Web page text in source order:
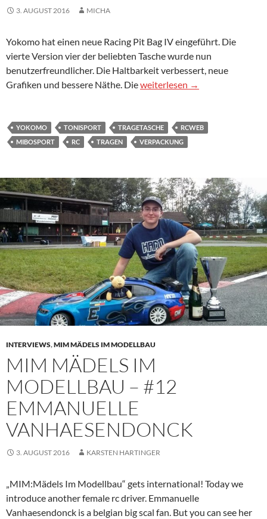
3. AUGUST 2016 MICHA
Yokomo hat einen neue Racing Pit Bag IV eingeführt. Die
vierte Version vier der beliebten Tasche wurde nun
benutzerfreundlicher. Die Haltbarkeit verbessert, neue
Grafiken und bessere Näthe. DieYokomo Transporttasche
weiterlesen →
YOKOMO TONISPORT TRAGETASCHE
RCWEB
MIBOSPORT
RC TRAGEN VERPACKUNG
INTERVIEWS,MIM MÄDELS IM MODELLBAU
MIM MÄDELS IM
MODELLBAU – #12
EMMANUELLE
VANHAESENDONCK
3. AUGUST 2016 KARSTEN HARTINGER
„MIM:Mädels Im Modellbau“ gets international! Today we
introduce another female rc driver. Emmanuelle
Vanhaesendonck is a belgian big scal fan. But you can see her